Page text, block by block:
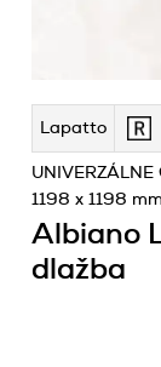
Lapatto
Albiano
dlažba
UNIVERZÁLNE
1198 x 1198